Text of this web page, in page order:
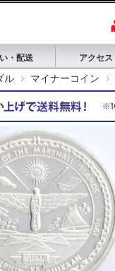
・配送 アクセス
ル マイナーコイン